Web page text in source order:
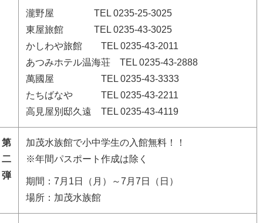
瀧野屋 TEL 0235-25-3025
東屋旅館 TEL 0235-43-3025
かしわや旅館 TEL 0235-43-2011
あつみホテル温海荘 TEL 0235-43-2888
萬國屋 TEL 0235-43-3333
たちばなや TEL 0235-43-2211
高見屋別邸久遠 TEL 0235-43-4119
第
二
弾
加茂水族館で小中学生の入館無料！！
※年間パスポート作成は除く
期間：7月1日（月）～7月7日（日）
場所：加茂水族館